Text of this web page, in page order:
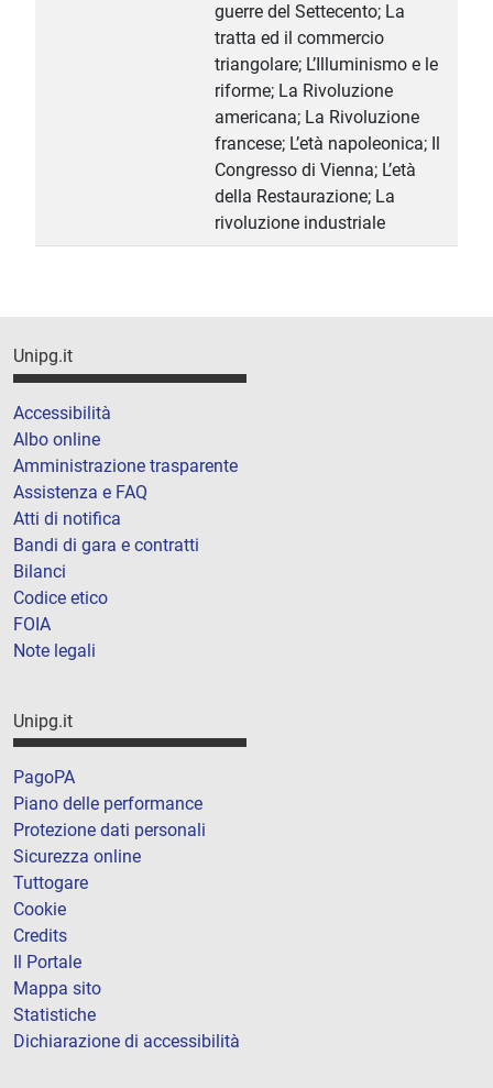
guerre del Settecento; La
tratta ed il commercio
triangolare; L’Illuminismo e le
riforme; La Rivoluzione
americana; La Rivoluzione
francese; L’età napoleonica; Il
Congresso di Vienna; L’età
della Restaurazione; La
rivoluzione industriale
Unipg.it
Accessibilità
Albo online
Amministrazione trasparente
Assistenza e FAQ
Atti di notifica
Bandi di gara e contratti
Bilanci
Codice etico
FOIA
Note legali
Unipg.it
PagoPA
Piano delle performance
Protezione dati personali
Sicurezza online
Tuttogare
Cookie
Credits
Il Portale
Mappa sito
Statistiche
Dichiarazione di accessibilità